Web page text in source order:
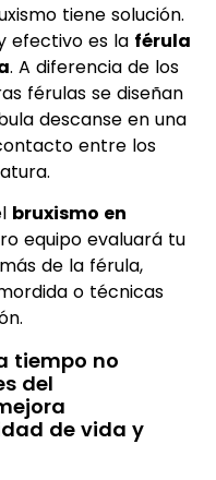
tiene solución.
efectivo es la férula
. A diferencia de los
férulas se diseñan
descanse en una
entre los
bruxismo en
equipo evaluará tu
de la férula,
o técnicas
tiempo no
del
de vida y